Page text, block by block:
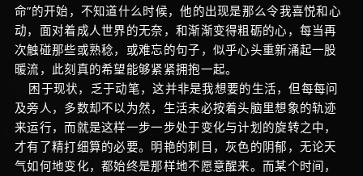
命”的开始，不知道什么时候，他的出现是那么令我喜悦和心
动，面对着成人世界的无奈，和渐渐变得粗砺的心，每当再
次触碰那些或熟稔，或难忘的句子，似乎心头重新涌起一股
暖流，此刻真的希望能够紧紧拥抱一起。
困于现状，乏于动笔，这并非是我想要的生活，但每每问
及旁人，多数却不以为然，生活未必按着头脑里想象的轨迹
来运行，而就是这样一步一步处于变化与计划的旋转之中，
才有了精打细算的必要。明艳的刺目，灰色的阴郁，无论天
气如何地变化，都始终是那样地不愿意醒来。而某个时间，